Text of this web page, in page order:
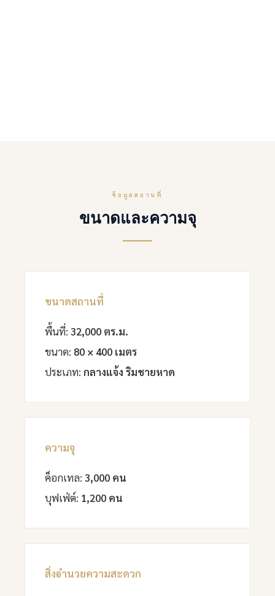
ข้อมูลสถานที่
ขนาดและความจุ
ขนาดสถานที่
พื้นที่: 32,000 ตร.ม.
ขนาด: 80 × 400 เมตร
ประเภท: กลางแจ้ง ริมชายหาด
ความจุ
ค็อกเทล: 3,000 คน
บุฟเฟ่ต์: 1,200 คน
สิ่งอำนวยความสะดวก